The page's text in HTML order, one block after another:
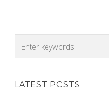
LATEST POSTS